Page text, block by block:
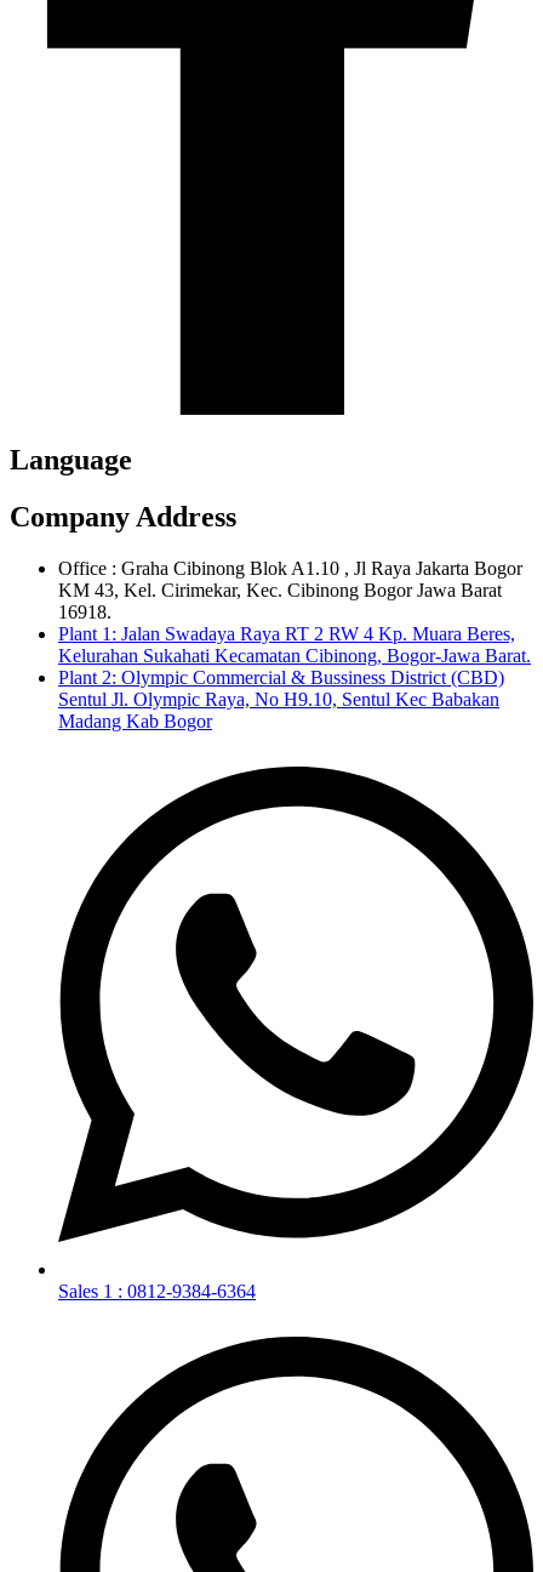
Language
Company Address
Office : Graha Cibinong Blok A1.10 , Jl Raya Jakarta Bogor
KM 43, Kel. Cirimekar, Kec. Cibinong Bogor Jawa Barat
16918.
Plant 1: Jalan Swadaya Raya RT 2 RW 4 Kp. Muara Beres,
Kelurahan Sukahati Kecamatan Cibinong, Bogor-Jawa Barat.
Plant 2: Olympic Commercial & Bussiness District (CBD)
Sentul Jl. Olympic Raya, No H9.10, Sentul Kec Babakan
Madang Kab Bogor
Sales 1 : 0812-9384-6364